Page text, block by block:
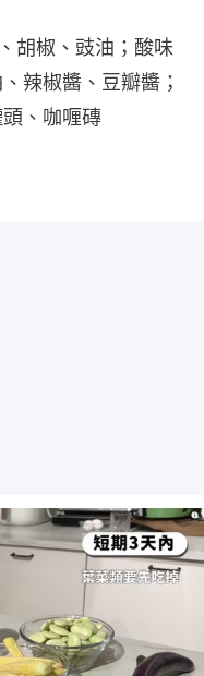
胡椒、豉油；酸味
辣椒醬、豆瓣醬；
、咖喱磚